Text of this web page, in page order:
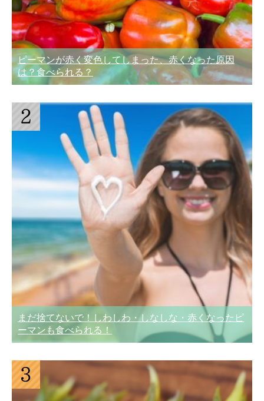
ピーマンが赤く変色してしまった、赤くなった原因
は？食べられる？
まだ捨てないで！しわしわ・しなしな・赤くなったピ
ーマンも食べられる！